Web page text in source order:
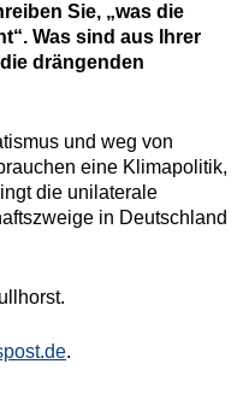
Sie, „was die
Was sind aus Ihrer
drängenden
und weg von
eine Klimapolitik,
die unilaterale
in Deutschland
.